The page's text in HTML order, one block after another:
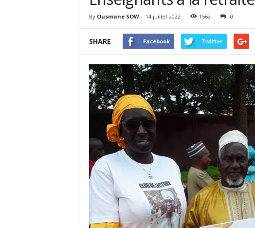
By Ousmane SOW- 14 juillet 2022 1562 0
SHARE Facebook Twitter